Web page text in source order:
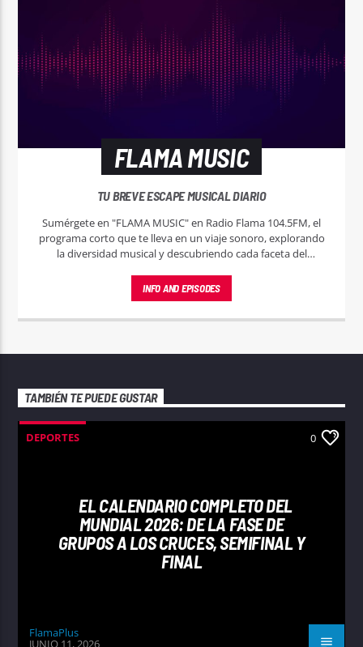
FLAMA MUSIC
TU BREVE ESCAPE MUSICAL DIARIO
Sumérgete en "FLAMA MUSIC" en Radio Flama 104.5FM, el
programa corto que te lleva en un viaje sonoro, explorando
la diversidad musical y descubriendo cada faceta del
INFO AND EPISODES
TAMBIÉN TE PUEDE GUSTAR
DEPORTES 0
EL CALENDARIO COMPLETO DEL
MUNDIAL 2026: DE LA FASE DE
GRUPOS A LOS CRUCES, SEMIFINAL Y
FINAL
FlamaPlus
JUNIO 11, 2026